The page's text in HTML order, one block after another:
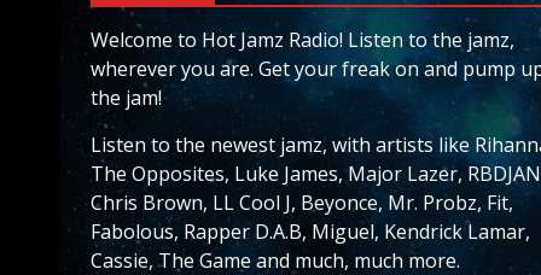
Welcome to Hot Jamz Radio! Listen to the jamz,
wherever you are. Get your freak on and pump
the jam!
Listen to the newest jamz, with artists like
The Opposites, Luke James, Major Lazer,
Chris Brown, LL Cool J, Beyonce, Mr. Probz, Fit,
Fabolous, Rapper D.A.B, Miguel, Kendrick Lamar,
Cassie, The Game and much, much more.